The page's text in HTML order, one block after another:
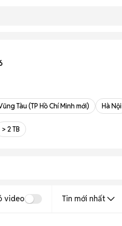
Tàu (TP Hồ Chí Minh mới) Hà Nội
> 2 TB
video Tin mới nhất